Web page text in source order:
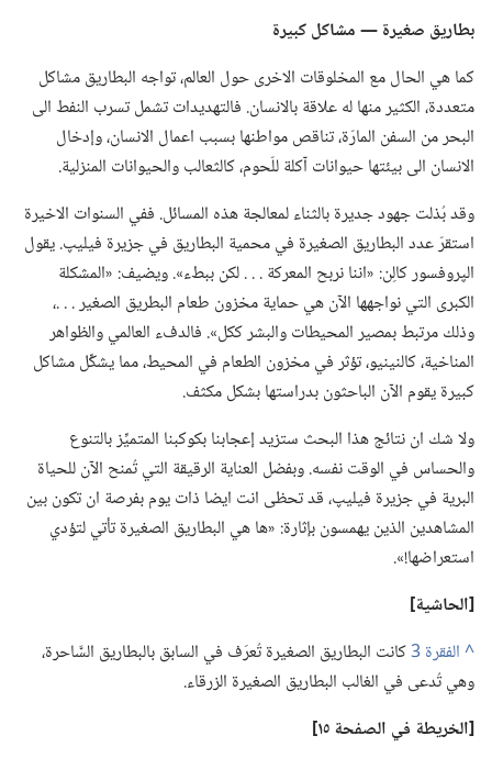
بطاريق صغيرة —‏ مشاكل كبيرة
كما هي الحال مع المخلوقات الاخرى حول العالم،‏ تواجه البطاريق مشاكل
متعددة،‏ الكثير منها له علاقة بالانسان.‏ فالتهديدات تشمل تسرب النفط الى
البحر من السفن المارّة،‏ تناقص مواطنها بسبب اعمال الانسان،‏ وإدخال
الانسان الى بيئتها حيوانات آكلة للّحوم،‏ كالثعالب والحيوانات المنزلية.‏
وقد بُذلت جهود جديرة بالثناء لمعالجة هذه المسائل.‏ ففي السنوات الاخيرة
استقرّ عدد البطاريق الصغيرة في محمية البطاريق في جزيرة فيليپ.‏ يقول
الپروفسور كالِن:‏ «اننا نربح المعركة .‏ .‏ .‏ لكن ببطء».‏ ويضيف:‏ «المشكلة
الكبرى التي نواجهها الآن هي حماية مخزون طعام البطريق الصغير .‏ .‏ .‏،‏
وذلك مرتبط بمصير المحيطات والبشر ككل».‏ فالدفء العالمي والظواهر
المناخية،‏ كالنينيو،‏ تؤثر في مخزون الطعام في المحيط،‏ مما يشكِّل مشاكل
كبيرة يقوم الآن الباحثون بدراستها بشكل مكثف.‏
ولا شك ان نتائج هذا البحث ستزيد إعجابنا بكوكبنا المتميِّز بالتنوع
والحساس في الوقت نفسه.‏ وبفضل العناية الرقيقة التي تُمنح الآن للحياة
البرية في جزيرة فيليپ،‏ قد تحظى انت ايضا ذات يوم بفرصة ان تكون بين
المشاهدين الذين يهمسون بإثارة:‏ «ها هي البطاريق الصغيرة تأتي لتؤدي
استعراضها!‏».‏
‏[الحاشية]‏
^
كانت البطاريق الصغيرة تُعرَف في السابق بالبطاريق السَّاحرة،‏
وهي تُدعى في الغالب البطاريق الصغيرة الزرقاء.‏
‏[الخريطة في الصفحة ١٥]‏